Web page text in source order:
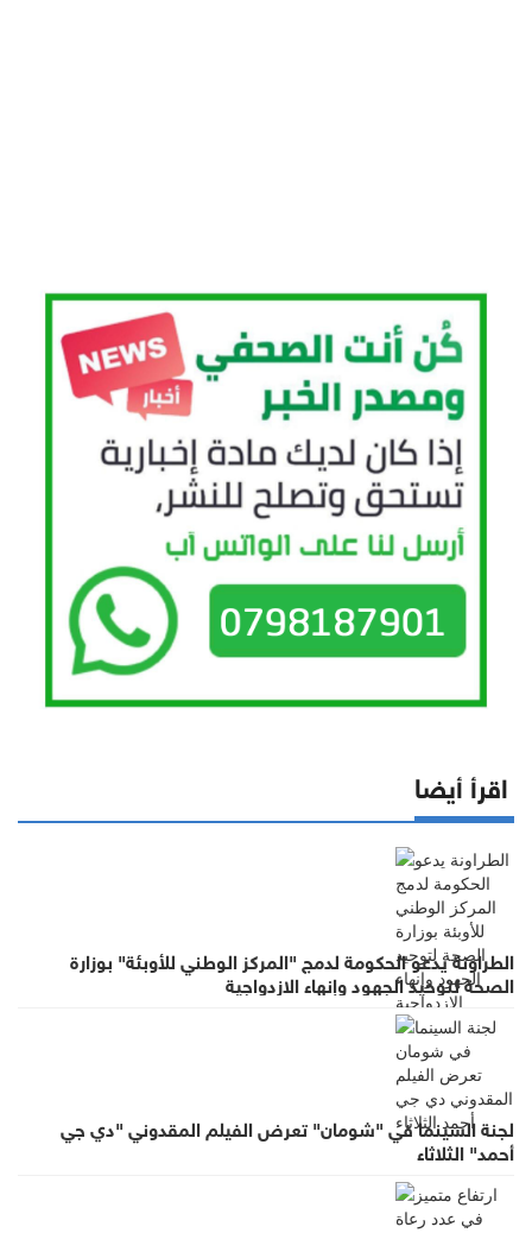
اقرأ أيضا
الطراونة يدعو الحكومة لدمج "المركز الوطني للأوبئة" بوزارة
الصحة لتوحيد الجهود وإنهاء الازدواجية
لجنة السينما في "شومان" تعرض الفيلم المقدوني "دي جي
أحمد" الثلاثاء